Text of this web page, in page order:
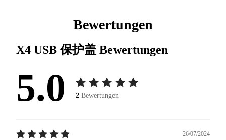
Bewertungen
X4 USB 保护盖 Bewertungen
5.0 2 Bewertungen
26/07/2024